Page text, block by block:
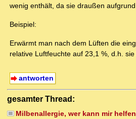
wenig enthält, da sie draußen
Beispiel:
Erwärmt man nach dem Lüften die
relative Luftfeuchte auf 23,1 %, d.h.
antworten
gesamter Thread:
Milbenallergie, wer kann mir